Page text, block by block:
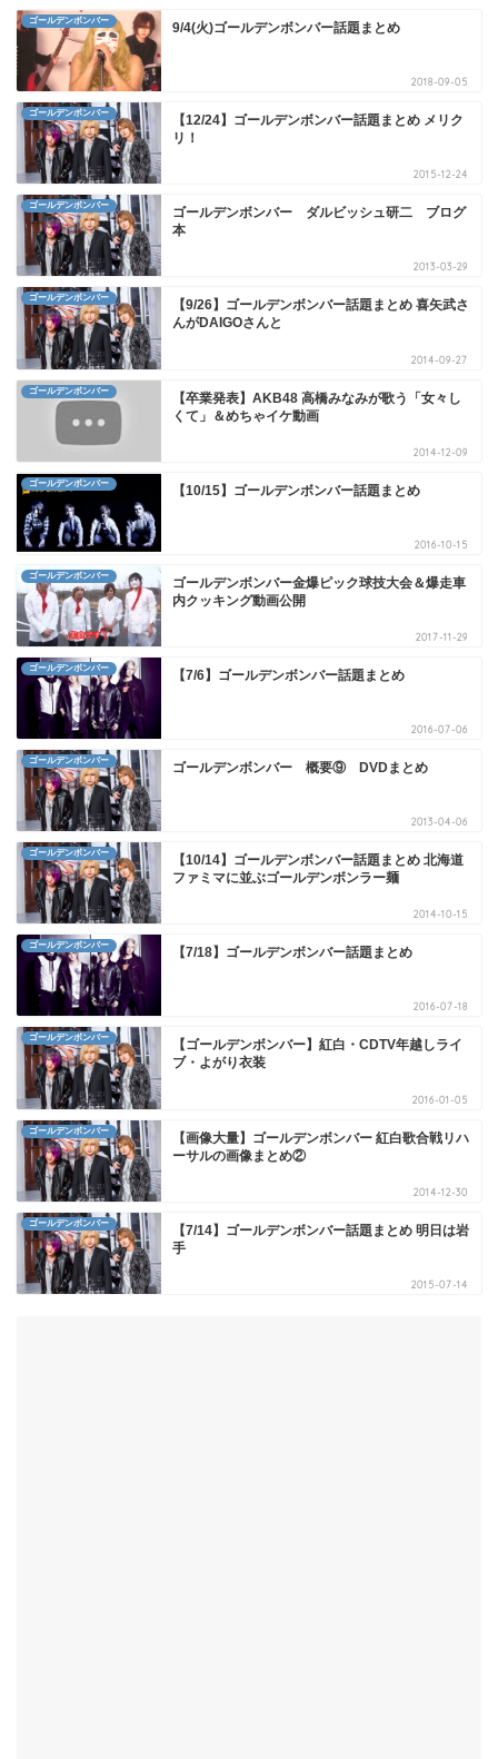
ゴールデンボンバー 9/4(火)ゴールデンボンバー話題まとめ
2018-09-05
ゴールデンボンバー
【12/24】ゴールデンボンバー話題まとめ メリク
リ！
2015-12-24
ゴールデンボンバー
ゴールデンボンバー ダルビッシュ研二 ブログ
本
2013-03-29
ゴールデンボンバー
【9/26】ゴールデンボンバー話題まとめ 喜矢武さ
んがDAIGOさんと
2014-09-27
ゴールデンボンバー
【卒業発表】AKB48 高橋みなみが歌う「女々し
くて」＆めちゃイケ動画
2014-12-09
ゴールデンボンバー 【10/15】ゴールデンボンバー話題まとめ
2016-10-15
ゴールデンボンバー
ゴールデンボンバー金爆ピック球技大会＆爆走車
内クッキング動画公開
2017-11-29
ゴールデンボンバー 【7/6】ゴールデンボンバー話題まとめ
2016-07-06
ゴールデンボンバー ゴールデンボンバー 概要⑨ DVDまとめ
2013-04-06
ゴールデンボンバー
【10/14】ゴールデンボンバー話題まとめ 北海道
ファミマに並ぶゴールデンボンラー麺
2014-10-15
ゴールデンボンバー 【7/18】ゴールデンボンバー話題まとめ
2016-07-18
ゴールデンボンバー
【ゴールデンボンバー】紅白・CDTV年越しライ
ブ・よがり衣装
2016-01-05
ゴールデンボンバー
【画像大量】ゴールデンボンバー 紅白歌合戦リハ
ーサルの画像まとめ②
2014-12-30
ゴールデンボンバー
【7/14】ゴールデンボンバー話題まとめ 明日は岩
手
2015-07-14